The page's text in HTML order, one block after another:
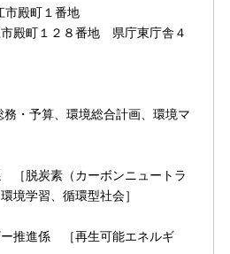
殿町１番地
町１２８番地 県庁東庁舎４
予算、環境総合計画、環境マ
脱炭素（カーボンニュートラ
境学習、循環型社会］
推進係 ［再生可能エネルギ